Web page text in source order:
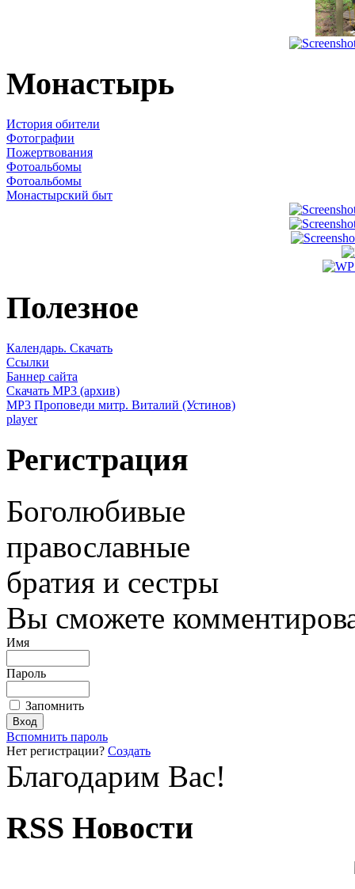
Монастырь
История обители
Фотографии
Пожертвования
Фотоальбомы
Фотоальбомы
Монастырский быт
Полезное
Календарь. Скачать
Ссылки
Баннер сайта
Скачать MP3 (архив)
MP3 Проповеди митр. Виталий (Устинов)
player
Регистрация
Боголюбивые
православные
братия и сестры
Вы сможете
Имя
Пароль
Запомнить
Вспомнить пароль
Нет регистрации? Создать
Благодарим Вас!
RSS Новости